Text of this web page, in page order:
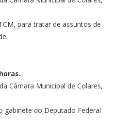
para tratar de assuntos de
Câmara Municipal de Colares,
gabinete do Deputado Federal